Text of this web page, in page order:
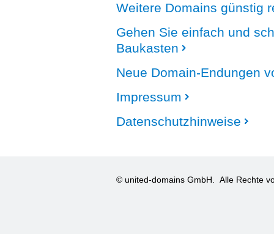
Weitere Domains günstig
Gehen Sie einfach und
Baukasten
Neue Domain-Endungen
Impressum
Datenschutzhinweise
© united-domains GmbH. Alle Rechte